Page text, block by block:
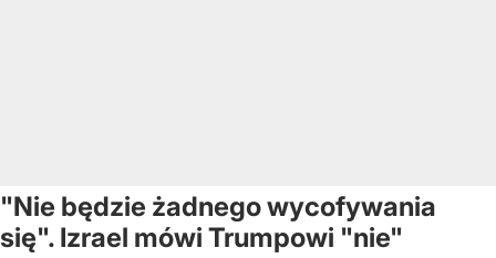
"Nie będzie żadnego wycofywania
się". Izrael mówi Trumpowi "nie"